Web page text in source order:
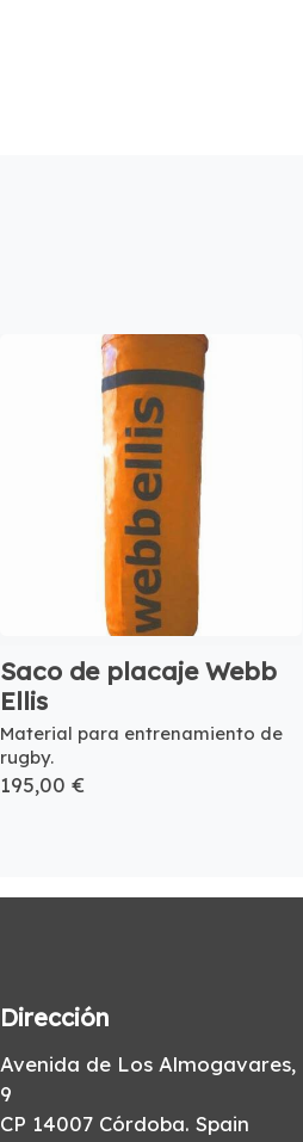
Saco de placaje Webb
Ellis
Material para entrenamiento de
rugby.
195,00 €
Dirección
Avenida de Los Almogavares,
9
CP 14007 Córdoba. Spain